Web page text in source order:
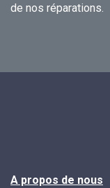
de nos réparations.
A propos de nous